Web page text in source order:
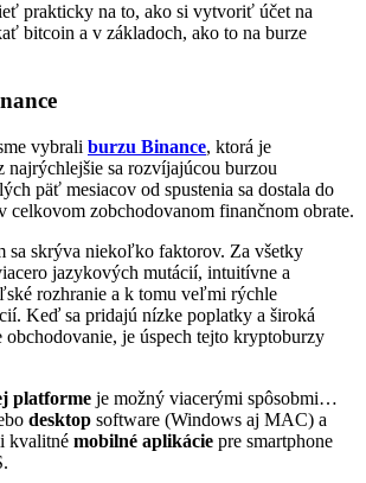
prakticky na to, ako si vytvoriť účet na
bitcoin a v základoch, ako to na burze
vybrali burzu Binance, ktorá je
najrýchlejšie sa rozvíjajúcou burzou
päť mesiacov od spustenia sa dostala do
celkovom zobchodovanom finančnom obrate.
sa skrýva niekoľko faktorov. Za všetky
jazykových mutácií, intuitívne a
rozhranie a k tomu veľmi rýchle
Keď sa pridajú nízke poplatky a široká
je úspech tejto kryptoburzy
platforme je možný viacerými spôsobmi…
desktop software (Windows aj MAC) a
kvalitné mobilné aplikácie pre smartphone